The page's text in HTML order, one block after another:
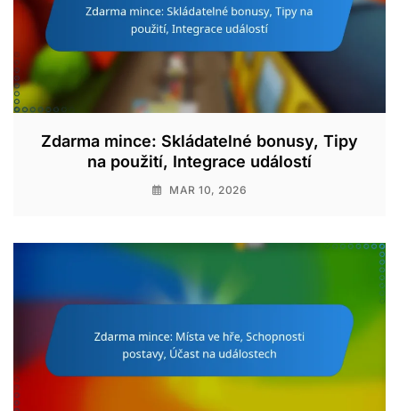
Zdarma mince: Skládatelné bonusy, Tipy
na použití, Integrace událostí
MAR 10, 2026